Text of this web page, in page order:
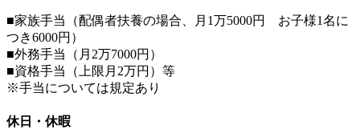
■家族手当（配偶者扶養の場合、月1万5000円 お子様1名に
つき6000円）
■外務手当（月2万7000円）
■資格手当（上限月2万円）等
※手当については規定あり
休日・休暇